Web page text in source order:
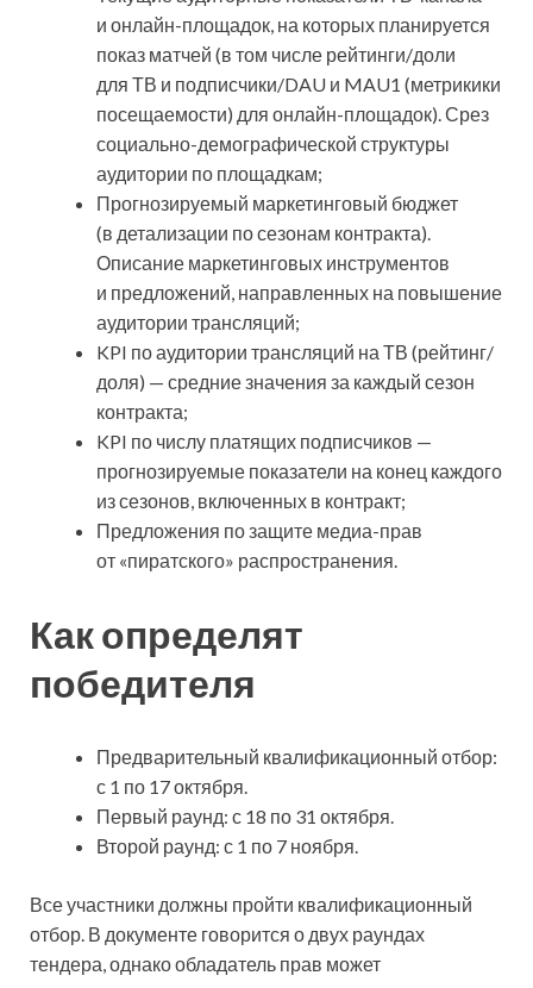
и онлайн-площадок, на которых планируется
показ матчей (в том числе рейтинги/доли
для ТВ и подписчики/DAU и MAU1 (метрикики
посещаемости) для онлайн-площадок). Срез
социально-демографической структуры
аудитории по площадкам;
Прогнозируемый маркетинговый бюджет
(в детализации по сезонам контракта).
Описание маркетинговых инструментов
и предложений, направленных на повышение
аудитории трансляций;
KPI по аудитории трансляций на ТВ (рейтинг/
доля) — средние значения за каждый сезон
контракта;
KPI по числу платящих подписчиков —
прогнозируемые показатели на конец каждого
из сезонов, включенных в контракт;
Предложения по защите медиа-прав
от «пиратского» распространения.
Как определят
победителя
Предварительный квалификационный отбор:
с 1 по 17 октября.
Первый раунд: с 18 по 31 октября.
Второй раунд: с 1 по 7 ноября.
Все участники должны пройти квалификационный
отбор. В документе говорится о двух раундах
тендера, однако обладатель прав может